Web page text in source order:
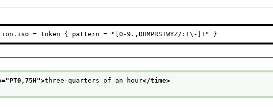
= token { pattern = "[0-9.,DHMPRSTWYZ/:+\-]+" }
="PT0,75H">three-quarters of an hour</time>